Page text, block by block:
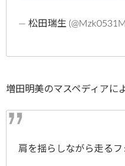
— 松田瑞生
増田明美のマスペディアに
肩を揺らしながら走るフ